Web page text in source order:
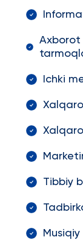
Axborot
Ichki
Tibbiy